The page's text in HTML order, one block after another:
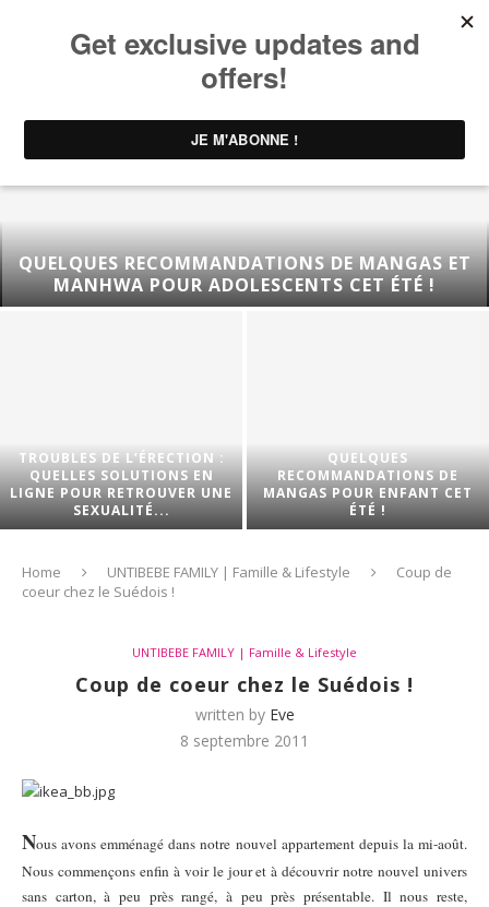
QUELQUES RECOMMANDATIONS DE MANGAS ET
MANHWA POUR ADOLESCENTS CET ÉTÉ !
TROUBLES DE L’ÉRECTION :
QUELLES SOLUTIONS EN
LIGNE POUR RETROUVER UNE
SEXUALITÉ...
QUELQUES
RECOMMANDATIONS DE
MANGAS POUR ENFANT CET
ÉTÉ !
Home UNTIBEBE FAMILY | Famille & Lifestyle
Coup de
coeur chez le Suédois !
UNTIBEBE FAMILY | Famille & Lifestyle
Coup de coeur chez le Suédois !
written by Eve
8 septembre 2011
Nous avons emménagé dans notre nouvel appartement depuis la mi-août.
Nous commençons enfin à voir le jour et à découvrir notre nouvel univers
sans carton, à peu près rangé, à peu près présentable. Il nous reste,